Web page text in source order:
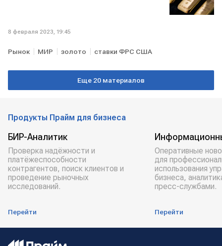
8 февраля 2023, 19:45
Рынок МИР золото ставки ФРС США
Еще 20 материалов
Продукты Прайм для бизнеса
БИР-Аналитик
Проверка надёжности и
платёжеспособности
контрагентов, поиск клиентов и
проведение рыночных
исследований.
Перейти
Оперативные
для
использования
бизнеса,
пресс-службами.
Перейти